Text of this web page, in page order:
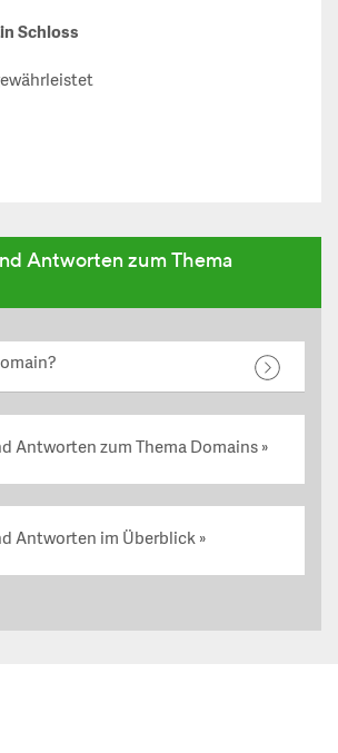
Schloss
Antworten zum Thema
Antworten zum Thema Domains
Antworten im Überblick